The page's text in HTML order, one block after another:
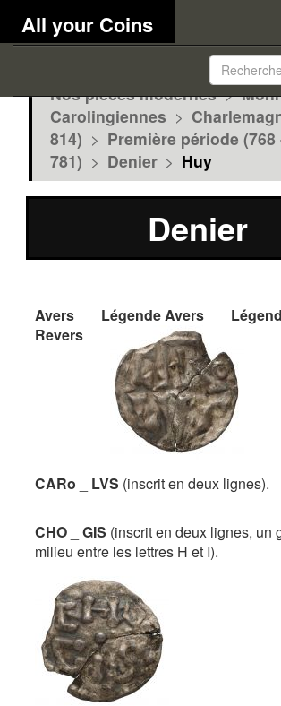
All your Coins
Nos pièces modernes >
Carolingiennes >
814) > Première période (768
781) > Denier > Huy
Denier
Avers Légende Avers
Revers
CARo LVS (inscrit en deux lignes).
CHO GIS (inscrit en deux lignes, un
milieu entre les lettres H et I).